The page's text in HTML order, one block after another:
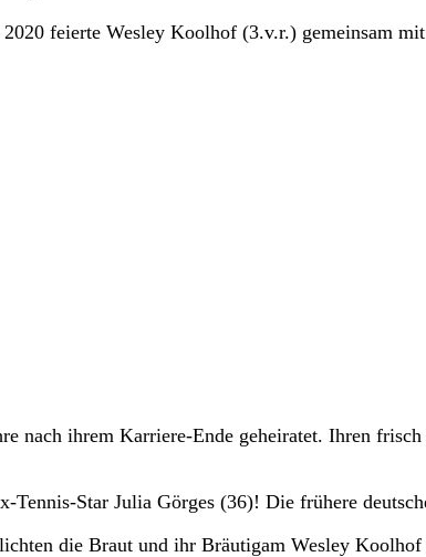
feierte Wesley Koolhof (3.v.r.) gemeinsam
nach ihrem Karriere-Ende geheiratet. Ihren
Tennis-Star Julia Görges (36)! Die frühere
die Braut und ihr Bräutigam Wesley Koolhof